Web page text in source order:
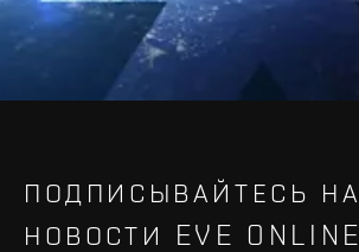
ПОДПИСЫВАЙТЕСЬ НА
НОВОСТИ EVE ONLINE